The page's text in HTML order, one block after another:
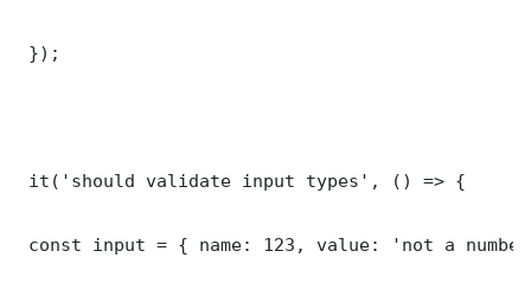
});
it('should validate input types', () => {
const input = { name: 123, value: 'not a